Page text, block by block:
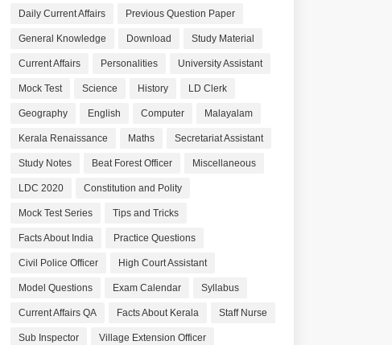
Daily Current Affairs Previous Question Paper
General Knowledge Download Study Material
Current Affairs Personalities University Assistant
Mock Test Science History LD Clerk
Geography English Computer Malayalam
Kerala Renaissance Maths Secretariat Assistant
Study Notes Beat Forest Officer Miscellaneous
LDC 2020 Constitution and Polity
Mock Test Series Tips and Tricks
Facts About India Practice Questions
Civil Police Officer High Court Assistant
Model Questions Exam Calendar Syllabus
Current Affairs QA Facts About Kerala Staff Nurse
Sub Inspector Village Extension Officer